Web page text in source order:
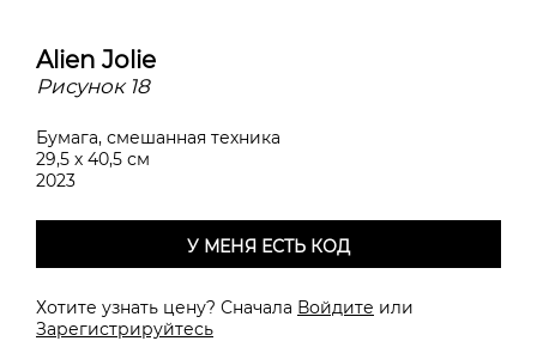
Alien Jolie
Рисунок 18
Бумага, смешанная техника
29,5 х 40,5 см
2023
У МЕНЯ ЕСТЬ КОД
Хотите узнать цену? Сначала Войдите или
Зарегистрируйтесь